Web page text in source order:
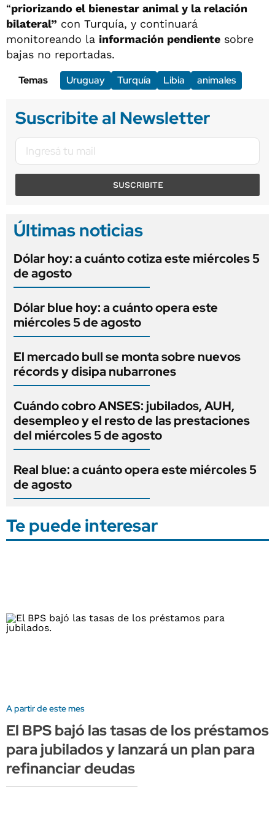
“priorizando el bienestar animal y la relación
bilateral” con Turquía, y continuará
monitoreando la información pendiente sobre
bajas no reportadas.
Temas
Uruguay Turquía Libia animales
Suscribite al Newsletter
SUSCRIBITE
Últimas noticias
Dólar hoy: a cuánto cotiza este miércoles 5
de agosto
Dólar blue hoy: a cuánto opera este
miércoles 5 de agosto
El mercado bull se monta sobre nuevos
récords y disipa nubarrones
Cuándo cobro ANSES: jubilados, AUH,
desempleo y el resto de las prestaciones
del miércoles 5 de agosto
Real blue: a cuánto opera este miércoles 5
de agosto
Te puede interesar
A partir de este mes
El BPS bajó las tasas de los préstamos
para jubilados y lanzará un plan para
refinanciar deudas